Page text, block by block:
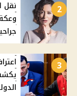
2
نقل
3